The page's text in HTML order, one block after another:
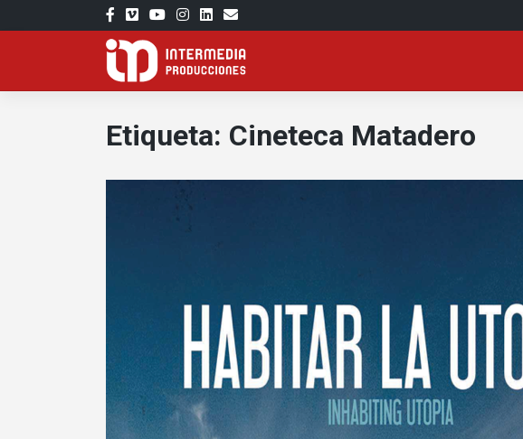
al
Etiqueta: Cineteca Matadero